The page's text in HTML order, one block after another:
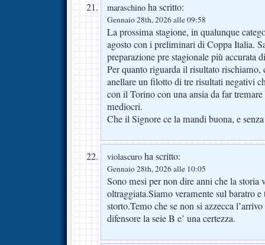
maraschino ha scritto:
Gennaio 28th, 2026 alle 09:58
La prossima stagione, in qualunque
agosto con i preliminari di Coppa Italia.
preparazione pre stagionale più accurata
Per quanto riguarda il risultato
anellare un filotto di tre risultati negativi
con il Torino con una ansia da far
mediocri.
Che il Signore ce la mandi buona, e
violascuro ha scritto:
Gennaio 28th, 2026 alle 10:05
Sono mesi per non dire anni che la storia
oltraggiata.Siamo veramente sul baratro
storto.Temo che se non si azzecca
difensore la seie B e’ una certezza.